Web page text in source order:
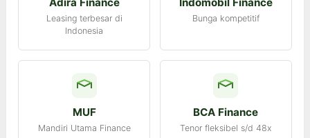
Leasing terbesar di
Indonesia
Bunga kompetitif
MUF
Mandiri Utama Finance
BCA Finance
Tenor fleksibel s/d 48x